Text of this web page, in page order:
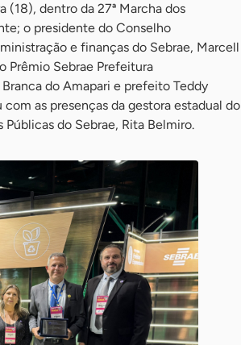
(18), dentro da 27ª Marcha dos
o presidente do Conselho
e finanças do Sebrae, Marcell
Prêmio Sebrae Prefeitura
do Amapari e prefeito Teddy
as presenças da gestora estadual do
do Sebrae, Rita Belmiro.